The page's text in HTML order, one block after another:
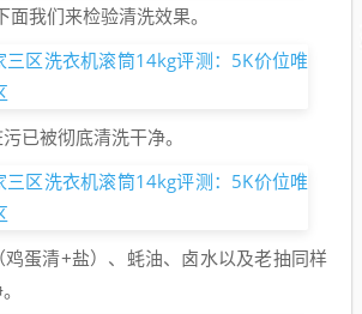
面我们来检验清洗效果。
已被彻底清洗干净。
鸡蛋清+盐）、蚝油、卤水以及老抽同样